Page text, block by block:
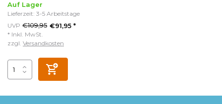
Auf Lager
Lieferzeit: 3-5 Arbeitstage
UVP €109,95 €91,95 *
* Inkl. MwSt.
zzgl. Versandkosten